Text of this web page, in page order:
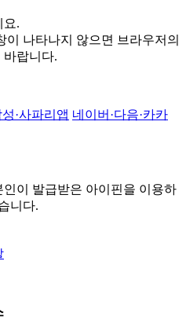
요.
이 나타나지 않으면 브라우저의
바랍니다.
·사파리앱 네이버·다음·카카
이 발급받은 아이핀을 이용하
니다.